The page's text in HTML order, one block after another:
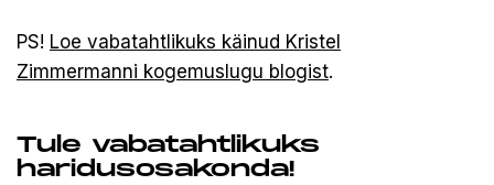
PS! Loe vabatahtlikuks käinud Kristel
Zimmermanni kogemuslugu blogist.
Tule vabatahtlikuks
haridusosakonda!